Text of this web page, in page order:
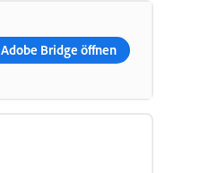
Adobe Bridge öffnen